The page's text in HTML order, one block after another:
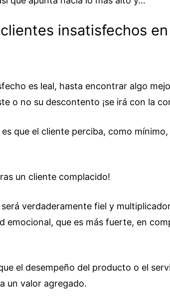
insatisfechos
es leal, hasta encontrar algo
o no su descontento ¡se irá con la
que el cliente perciba, como mínimo,
un cliente complacido!
verdaderamente fiel y
emocional, que es más fuerte, en
el desempeño del producto o el
un valor agregado.